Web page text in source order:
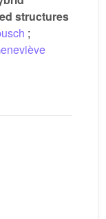
structures
;